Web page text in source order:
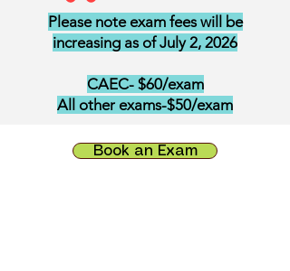
Please note exam fees will be
increasing as of July 2, 2026
CAEC- $60/exam
All other exams-$50/exam
Book an Exam